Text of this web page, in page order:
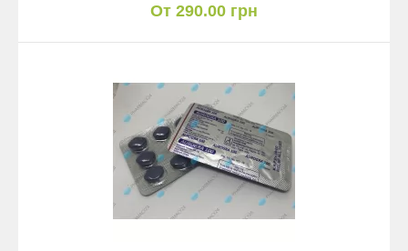
От 290.00 грн